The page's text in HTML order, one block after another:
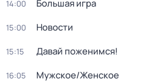
14:00 Большая игра
15:00 Новости
15:15 Давай поженимся!
16:05 Мужское/Женское